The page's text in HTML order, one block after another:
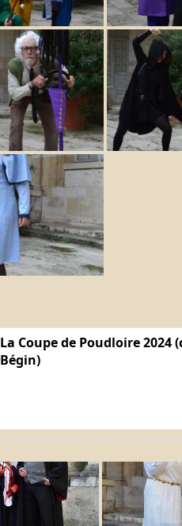
La Coupe de Poudloire 2024
Bégin)